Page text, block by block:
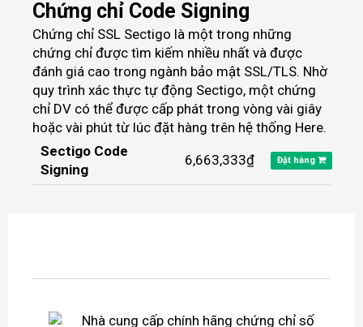
Chứng chỉ Code Signing
Chứng chỉ SSL Sectigo là một trong những
chứng chỉ được tìm kiếm nhiều nhất và được
đánh giá cao trong ngành bảo mật SSL/TLS. Nhờ
quy trình xác thực tự động Sectigo, một chứng
chỉ DV có thể được cấp phát trong vòng vài giây
hoặc vài phút từ lúc đặt hàng trên hệ thống Here.
Sectigo Code
Signing
6,663,333₫ Đặt hàng